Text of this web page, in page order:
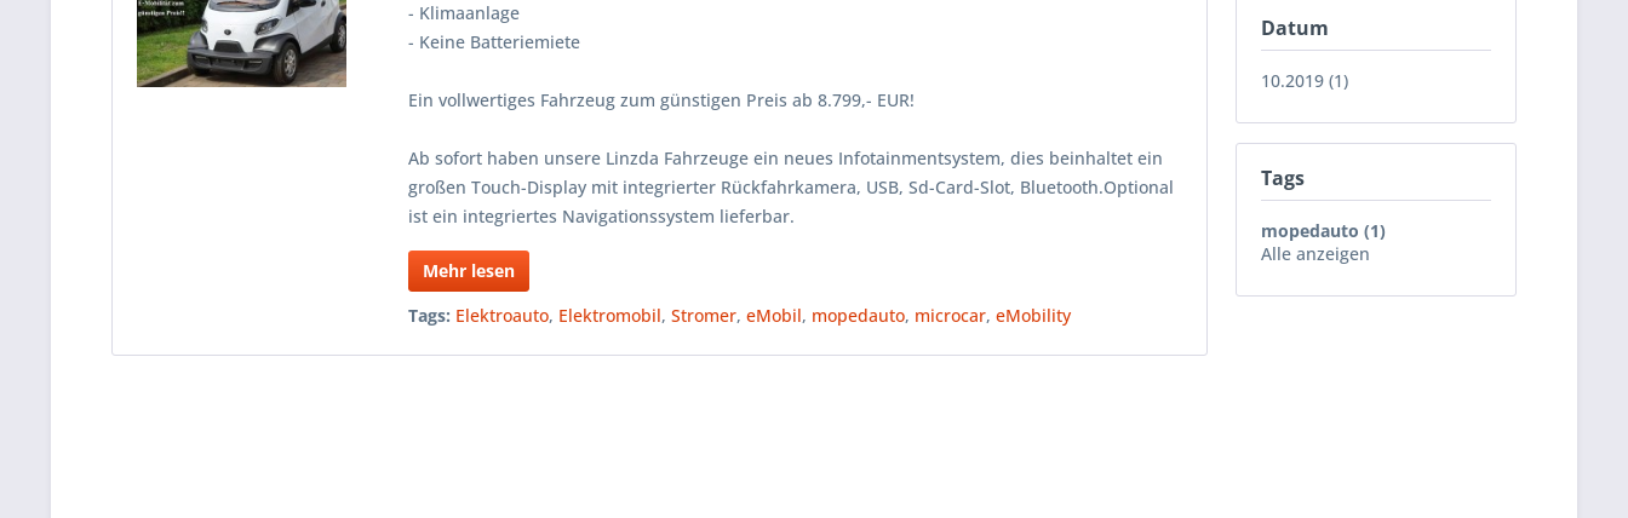
Datum
10.2019 (1)
Tags
mopedauto (1)
Alle anzeigen
- Klimaanlage
- Keine Batteriemiete
Ein vollwertiges Fahrzeug zum günstigen Preis ab 8.799,- EUR!
Ab sofort haben unsere Linzda Fahrzeuge ein neues Infotainmentsystem, dies beinhaltet ein
großen Touch-Display mit integrierter Rückfahrkamera, USB, Sd-Card-Slot, Bluetooth.Optional
ist ein integriertes Navigationssystem lieferbar.
Mehr lesen
Tags: Elektroauto, Elektromobil,Stromer,eMobil, mopedauto, microcar,eMobility